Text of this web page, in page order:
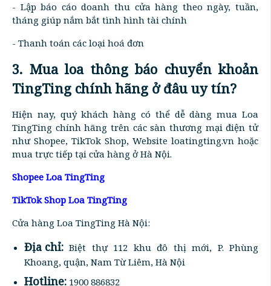
- Lập báo cáo doanh thu cửa hàng theo ngày, tuần,
tháng giúp nắm bắt tình hình tài chính
- Thanh toán các loại hoá đơn
3. Mua loa thông báo chuyển khoản
TingTing chính hãng ở đâu uy tín?
Hiện nay, quý khách hàng có thể dễ dàng mua Loa
TingTing chính hãng trên các sàn thương mại điện tử
như Shopee, TikTok Shop, Website loatingting.vn hoặc
mua trực tiếp tại cửa hàng ở Hà Nội.
Shopee Loa TingTing
TikTok Shop Loa TingTing
Cửa hàng Loa TingTing Hà Nội:
Địa chỉ: Biệt thự 112 khu đô thị mới, P. Phùng
Khoang, quận, Nam Từ Liêm, Hà Nội
Hotline: 1900 886832